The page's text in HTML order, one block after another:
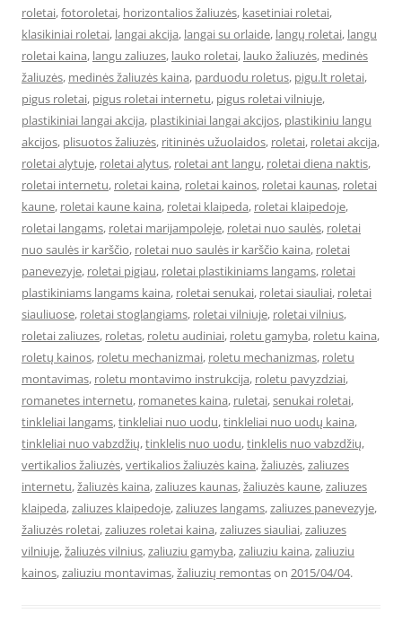
roletai,fotoroletai, horizontalios žaliuzės, kasetiniai roletai,
klasikiniai roletai, langai akcija, langai su orlaide, langų roletai, langu
roletai kaina, langu zaliuzes, lauko roletai, lauko žaliuzės, medinės
žaliuzės, medinės žaliuzės kaina, parduodu roletus, pigu.lt roletai,
pigus roletai, pigus roletai internetu, pigus roletai vilniuje,
plastikiniai langai akcija, plastikiniai langai akcijos, plastikiniu langu
akcijos, plisuotos žaliuzės, ritininės užuolaidos, roletai, roletai akcija,
roletai alytuje, roletai alytus, roletai ant langu, roletai diena naktis,
roletai internetu, roletai kaina, roletai kainos, roletai kaunas, roletai
kaune, roletai kaune kaina, roletai klaipeda, roletai klaipedoje,
roletai langams, roletai marijampoleje, roletai nuo saulės, roletai
nuo saulės ir karščio, roletai nuo saulės ir karščio kaina, roletai
panevezyje, roletai pigiau, roletai plastikiniams langams, roletai
plastikiniams langams kaina, roletai senukai, roletai siauliai, roletai
siauliuose, roletai stoglangiams, roletai vilniuje, roletai vilnius,
roletai zaliuzes, roletas, roletu audiniai, roletu gamyba, roletu kaina,
roletų kainos, roletu mechanizmai, roletu mechanizmas, roletu
montavimas, roletu montavimo instrukcija, roletu pavyzdziai,
romanetes internetu, romanetes kaina, ruletai,senukai roletai,
tinkleliai langams,tinkleliai nuo uodu,tinkleliai nuo uodų kaina,
tinkleliai nuo vabzdžių,tinklelis nuo uodu,tinklelis nuo vabzdžių,
vertikalios žaliuzės,vertikalios žaliuzės kaina,žaliuzės,zaliuzes
internetu,žaliuzės kaina,zaliuzes kaunas,žaliuzės kaune,zaliuzes
klaipeda,zaliuzes klaipedoje,zaliuzes langams,zaliuzes panevezyje,
žaliuzės roletai,zaliuzes roletai kaina,zaliuzes siauliai,zaliuzes
vilniuje,žaliuzės vilnius,zaliuziu gamyba,zaliuziu kaina,zaliuziu
kainos,zaliuziu montavimas,žaliuzių remontason 2015/04/04.